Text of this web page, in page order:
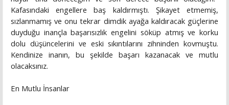
Kafasındaki engellere baş kaldırmıştı. Şikayet etmemiş,
sızlanmamış ve onu tekrar dimdik ayağa kaldıracak güçlerine
duyduğu inançla başarısızlık engelini söküp atmış ve korku
dolu düşüncelerini ve eski sıkıntılarını zihninden kovmuştu.
Kendinize inanın, bu şekilde başarı kazanacak ve mutlu
olacaksınız.
En Mutlu İnsanlar